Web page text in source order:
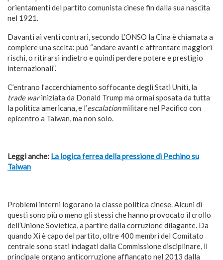
orientamenti del partito comunista cinese fin dalla sua nascita
nel 1921.
Davanti ai venti contrari, secondo L’ONSO la Cina è chiamata a
compiere una scelta: può “andare avanti e affrontare maggiori
rischi, o ritirarsi indietro e quindi perdere potere e prestigio
internazionali”.
C’entrano l’accerchiamento soffocante degli Stati Uniti, la
trade wariniziata da Donald Trump ma ormai sposata da tutta
la politica americana, e l’escalationmilitare nel Pacifico con
epicentro a Taiwan, ma non solo.
Leggi anche: La logica ferrea della pressione di Pechino su
Taiwan
Problemi interni logorano la classe politica cinese. Alcuni di
questi sono più o meno gli stessi che hanno provocato il crollo
dell’Unione Sovietica, a partire dalla corruzione dilagante. Da
quando Xi è capo del partito, oltre 400 membri del Comitato
centrale sono stati indagati dalla Commissione disciplinare, il
principale organo anticorruzione affiancato nel 2013 dalla